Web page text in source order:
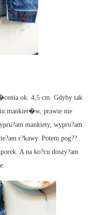
ok. 4,5 cm. Gdyby tak
mankiet�w, prawie nie
mankiety, wypru?am
r?kawy. Potem pog??
A na ko?cu doszy?am